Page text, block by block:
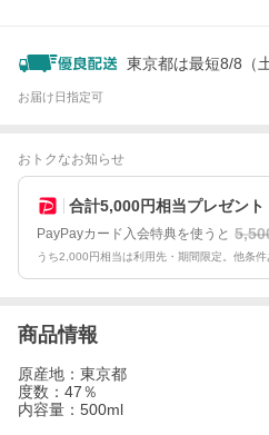
東京都は最短8/8（
お届け日指定可
おトクなお知らせ
合計5,000円相当プレゼント
PayPayカード入会特典を使うと
うち2,000円相当は利用先・期間限定。他条件
商品情報
原産地：東京都
度数：47％
内容量：500ml